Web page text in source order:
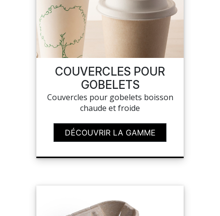
COUVERCLES POUR
GOBELETS
Couvercles pour gobelets boisson
chaude et froide
DÉCOUVRIR LA GAMME